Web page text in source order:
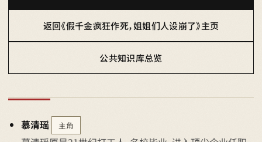
返回《假千金疯狂作死，姐姐们人设崩了》主页
公共知识库总览
慕清瑶 主角